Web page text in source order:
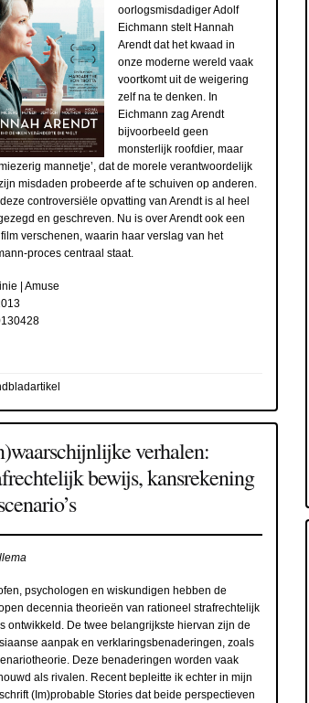
oorlogsmisdadiger Adolf
Eichmann stelt Hannah
Arendt dat het kwaad in
onze moderne wereld vaak
voortkomt uit de weigering
zelf na te denken. In
Eichmann zag Arendt
bijvoorbeeld geen
monsterlijk roofdier, maar
mannetje’, dat de morele verantwoordelijk
misdaden probeerde af te schuiven op anderen.
controversiële opvatting van Arendt is al heel
en geschreven. Nu is over Arendt ook een
verschenen, waarin haar verslag van het
proces centraal staat.
| Amuse
verhalen:
bewijs, kansrekening
psychologen en wiskundigen hebben de
decennia theorieën van rationeel strafrechtelijk
ontwikkeld. De twee belangrijkste hiervan zijn de
aanpak en verklaringsbenaderingen, zoals
Deze benaderingen worden vaak
als rivalen. Recent bepleitte ik echter in mijn
(Im)probable Stories dat beide perspectieven